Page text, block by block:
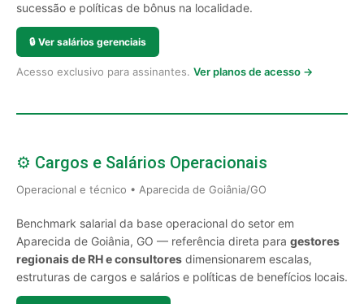
sucessão e políticas de bônus na localidade.
🔒 Ver salários gerenciais
Acesso exclusivo para assinantes. Ver planos de acesso →
⚙️ Cargos e Salários Operacionais
Operacional e técnico • Aparecida de Goiânia/GO
Benchmark salarial da base operacional do setor em
Aparecida de Goiânia, GO — referência direta para gestores
regionais de RH e consultores dimensionarem escalas,
estruturas de cargos e salários e políticas de benefícios locais.